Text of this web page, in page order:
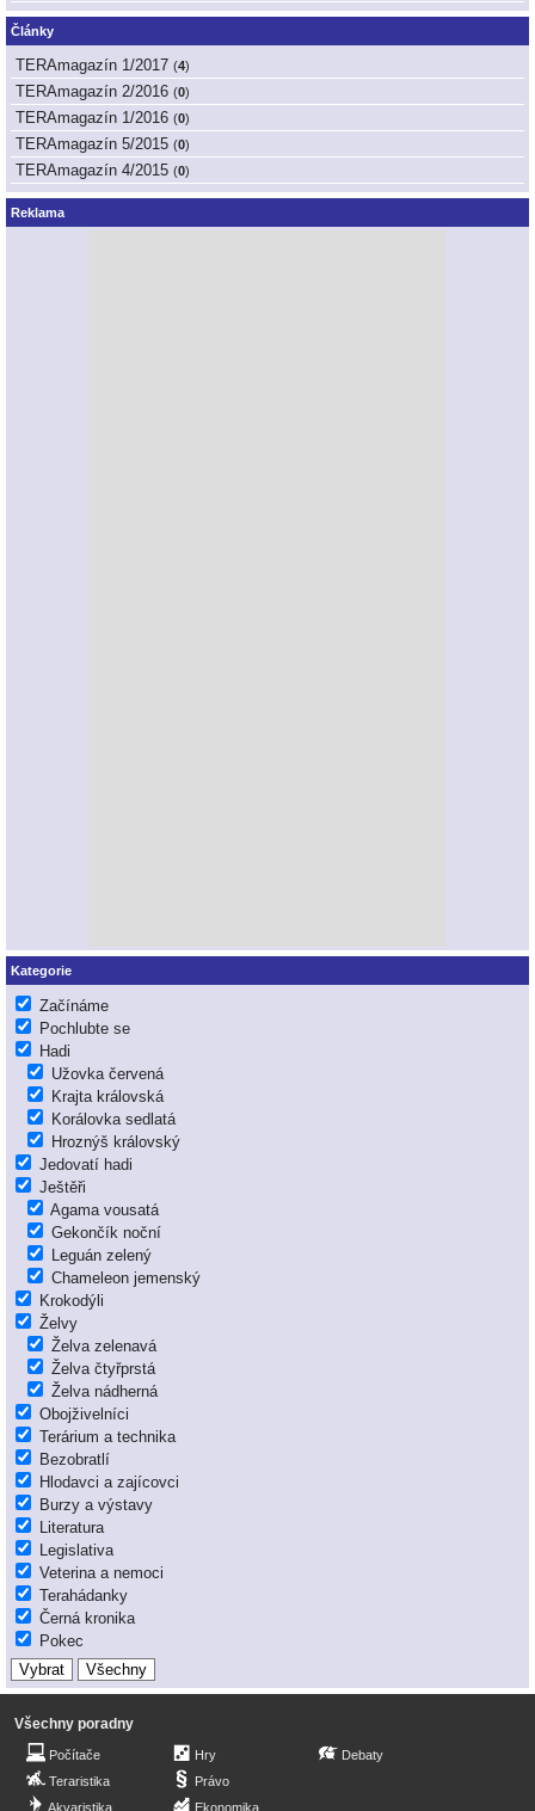
Články
TERAmagazín 1/2017 (4)
TERAmagazín 2/2016 (0)
TERAmagazín 1/2016 (0)
TERAmagazín 5/2015 (0)
TERAmagazín 4/2015 (0)
Reklama
Kategorie
Začínáme
Pochlubte se
Hadi
Užovka červená
Krajta královská
Korálovka sedlatá
Hroznýš královský
Jedovatí hadi
Ještěři
Agama vousatá
Gekončík noční
Leguán zelený
Chameleon jemenský
Krokodýli
Želvy
Želva zelenavá
Želva čtyřprstá
Želva nádherná
Obojživelníci
Terárium a technika
Bezobratlí
Hlodavci a zajícovci
Burzy a výstavy
Literatura
Legislativa
Veterina a nemoci
Terahádanky
Černá kronika
Pokec
Všechny poradny
Počítače
Teraristika
Akvaristika
Hry
Právo
Ekonomika
Debaty